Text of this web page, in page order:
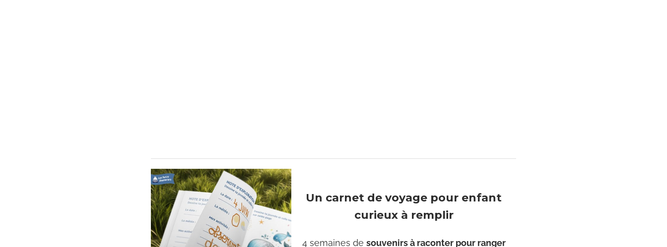
Un carnet de voyage pour enfant
curieux à remplir
4 semaines de souvenirs à raconter pour ranger